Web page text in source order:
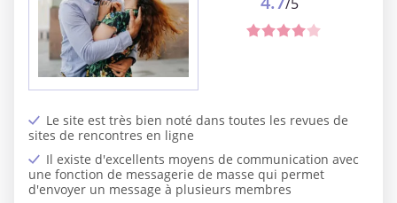
Le site est très bien noté dans toutes les revues de
sites de rencontres en ligne
Il existe d'excellents moyens de communication avec
une fonction de messagerie de masse qui permet
d'envoyer un message à plusieurs membres